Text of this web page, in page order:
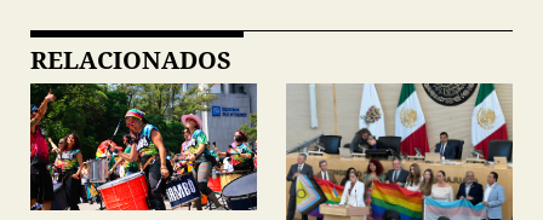
RELACIONADOS